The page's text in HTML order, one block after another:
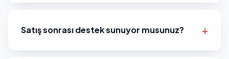
Satış sonrası destek sunuyor musunuz?